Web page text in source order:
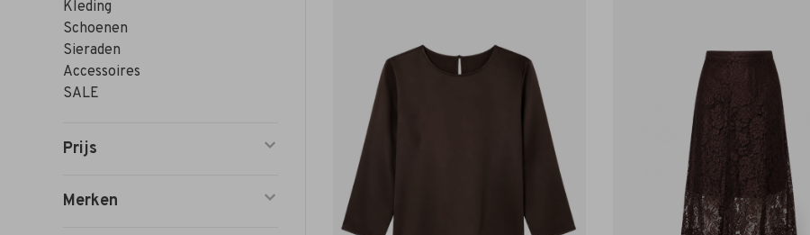
Kleding
Schoenen
Sieraden
Accessoires
SALE
Prijs
Merken